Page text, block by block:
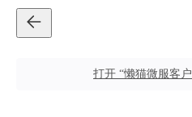
打开 “懒猫微服客